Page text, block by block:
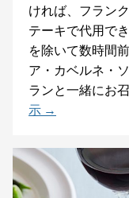
ければ、フラン
テーキで代用で
を除いて数時間
ア・カベルネ・
ランと一緒にお
示 →